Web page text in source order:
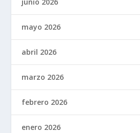
junio 2026
mayo 2026
abril 2026
marzo 2026
febrero 2026
enero 2026